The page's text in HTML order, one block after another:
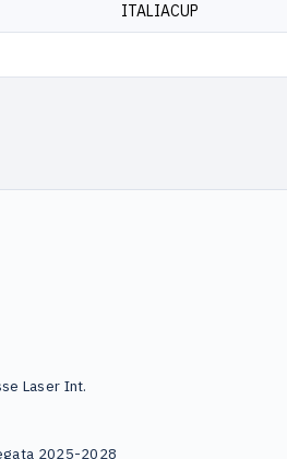
ITALIACUP
Laser Int.
2025-2028